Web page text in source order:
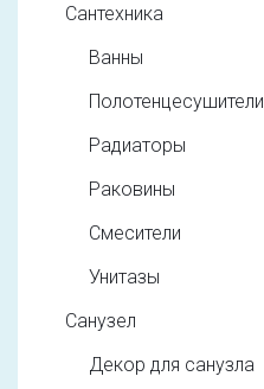
Сантехника
Ванны
Полотенцесушители
Радиаторы
Раковины
Смесители
Унитазы
Санузел
Декор для санузла